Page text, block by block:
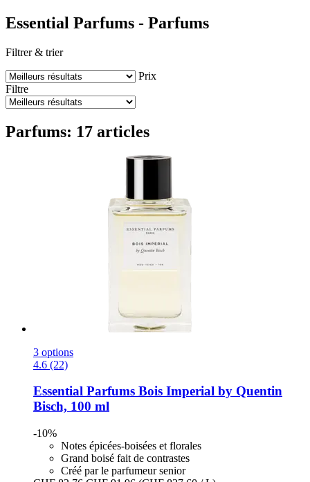
Essential Parfums - Parfums
Filtrer & trier
Prix
Filtre
Parfums: 17 articles
3 options
4.6 (22)
Essential Parfums Bois Imperial by Quentin
Bisch, 100 ml
-10%
Notes épicées-boisées et florales
Grand boisé fait de contrastes
Créé par le parfumeur senior